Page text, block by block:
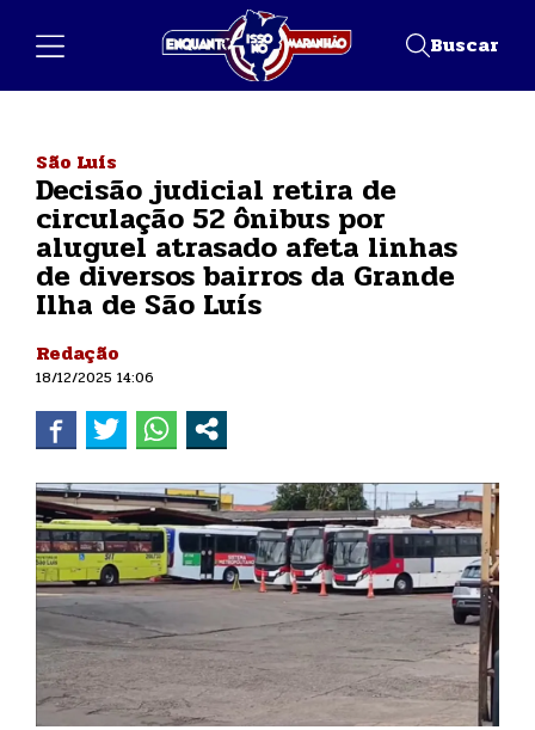
Buscar
São Luís
Decisão judicial retira de
circulação 52 ônibus por
aluguel atrasado afeta linhas
de diversos bairros da Grande
Ilha de São Luís
Redação
18/12/2025 14:06